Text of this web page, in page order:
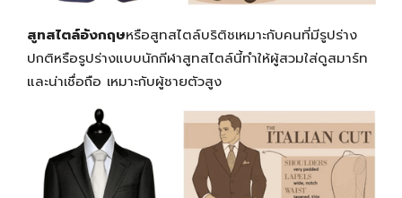
สูทสไตล์อังกฤษหรือสูทสไตล์บริติชเหมาะกับคนที่มีรูปร่าง
ปกติหรือรูปร่างแบบนักกีฬาสูทสไตล์นี้ทำให้ผู้สวมใส่ดูสมาร์ท
และน่าเชื่อถือ เหมาะกับผู้ชายตัวสูง